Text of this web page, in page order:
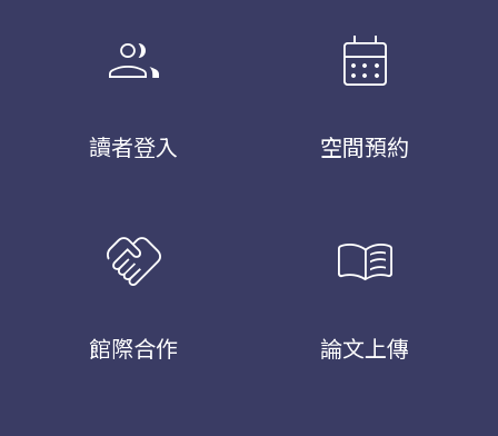
group
讀者登入
calendar_month
空間預約
handshake
館際合作
menu_book
論文上傳